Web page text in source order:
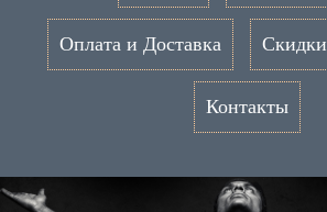
Оплата и Доставка Скидки
Контакты